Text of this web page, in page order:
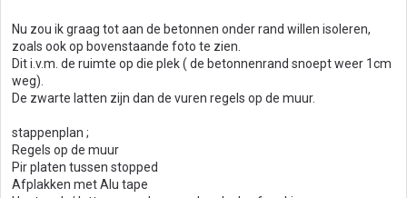
Nu zou ik graag tot aan de betonnen onder rand willen isoleren,
zoals ook op bovenstaande foto te zien.
Dit i.v.m. de ruimte op die plek ( de betonnenrand snoept weer 1cm
weg).
De zwarte latten zijn dan de vuren regels op de muur.
stappenplan ;
Regels op de muur
Pir platen tussen stopped
Afplakken met Alu tape